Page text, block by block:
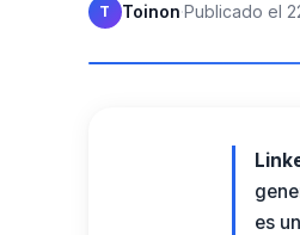
T Toinon·Publicado el
es